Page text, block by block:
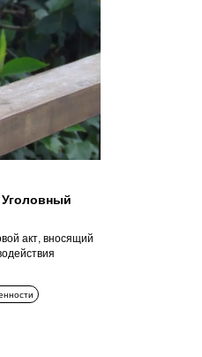
акт, вносящий